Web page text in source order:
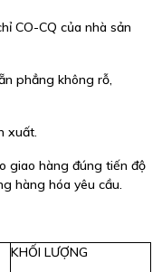
CO-CQ của nhà sản
phẳng không rỗ,
xuất.
giao hàng đúng tiến độ
hàng hóa yêu cầu.
KHỐI LƯỢNG